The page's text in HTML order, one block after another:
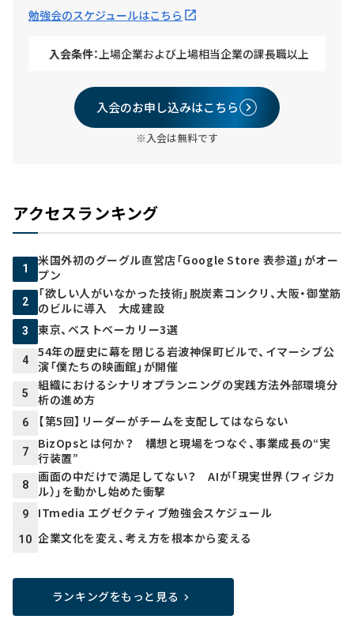
勉強会のスケジュールはこちら
入会条件： 上場企業および上場相当企業の課長職以上
入会のお申し込みはこちら
※入会は無料です
アクセスランキング
1
米国外初のグーグル直営店「Google Store 表参道」がオー
プン
2
「欲しい人がいなかった技術」脱炭素コンクリ、大阪・御堂筋
のビルに導入 大成建設
3 東京、ベストベーカリー3選
4
54年の歴史に幕を閉じる岩波神保町ビルで、イマーシブ公
演「僕たちの映画館」が開催
5
組織におけるシナリオプランニングの実践方法――外部環境分
析の進め方
6 【第5回】リーダーがチームを支配してはならない
7
BizOpsとは何か？ 構想と現場をつなぐ、事業成長の“実
行装置”
8
画面の中だけで満足してない？ AIが「現実世界（フィジカ
ル）」を動かし始めた衝撃
9 ITmedia エグゼクティブ勉強会スケジュール
10 企業文化を変え、考え方を根本から変える
ランキングをもっと見る